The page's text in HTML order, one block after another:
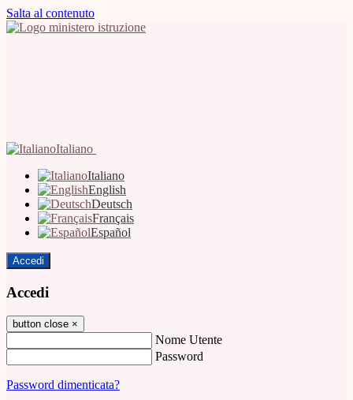
Salta al contenuto
Italiano
Italiano
English
Deutsch
Français
Español
Accedi
Accedi
button close ×
Nome Utente
Password
Password dimenticata?